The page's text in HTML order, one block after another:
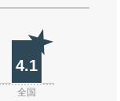
4.1
全国